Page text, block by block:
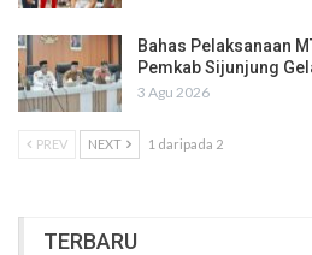
Bahas Pelaksanaan
Pemkab Sijunjung
3 Agu 2026
PREV NEXT 1 daripada 2
TERBARU